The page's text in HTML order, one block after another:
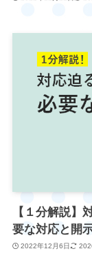
【１分解説】
要な対応と開
2022年12月6日